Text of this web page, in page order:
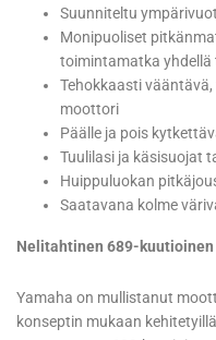
Suunniteltu
Monipuoliset
toimintamatka yhdellä
Tehokkaasti
moottori
Päälle ja pois
Tuulilasi ja käsisuojat
Huippuluokan
Saatavana kolme
Nelitahtinen 689-
Yamaha on mullistanut
konseptin mukaan